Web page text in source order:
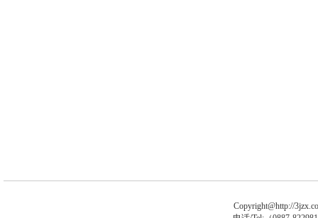
Copyright@http://